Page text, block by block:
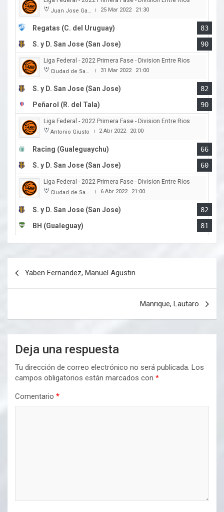
Juan Jose Garro | 25 Mar 2022 21:30
Regatas (C. del Uruguay)
83
S. y D. San Jose (San Jose)
90
Liga Federal - 2022 Primera Fase - Division Entre Rios
Ciudad de San Jose | 31 Mar 2022 21:00
S. y D. San Jose (San Jose)
82
Peñarol (R. del Tala)
90
Liga Federal - 2022 Primera Fase - Division Entre Rios
Antonio Giusto | 2 Abr 2022 20:00
Racing (Gualeguaychu)
66
S. y D. San Jose (San Jose)
60
Liga Federal - 2022 Primera Fase - Division Entre Rios
Ciudad de San Jose | 6 Abr 2022 21:00
S. y D. San Jose (San Jose)
82
BH (Gualeguay)
81
Yaben Fernandez, Manuel Agustin
Manrique, Lautaro
Deja una respuesta
Tu dirección de correo electrónico no será publicada. Los
campos obligatorios están marcados con *
Comentario *